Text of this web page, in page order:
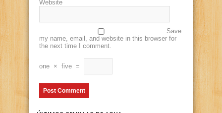
Website
Save
my name, email, and website in this browser for
the next time I comment.
one × five =